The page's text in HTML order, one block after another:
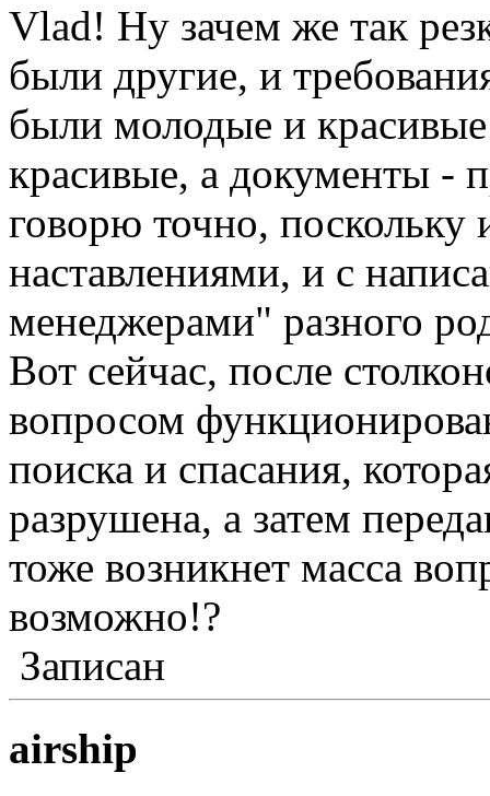
Vlad! Ну зачем же так
были другие, и
были молодые и
красивые, а документы -
говорю точно, поскольку
наставлениями, и с
менеджерами" разного
Вот сейчас, после
вопросом
поиска и спасания,
разрушена, а затем
тоже возникнет масса
возможно!?
Записан
airship